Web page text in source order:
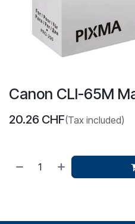
Canon CLI-65M
20.26 CHF(Tax included)